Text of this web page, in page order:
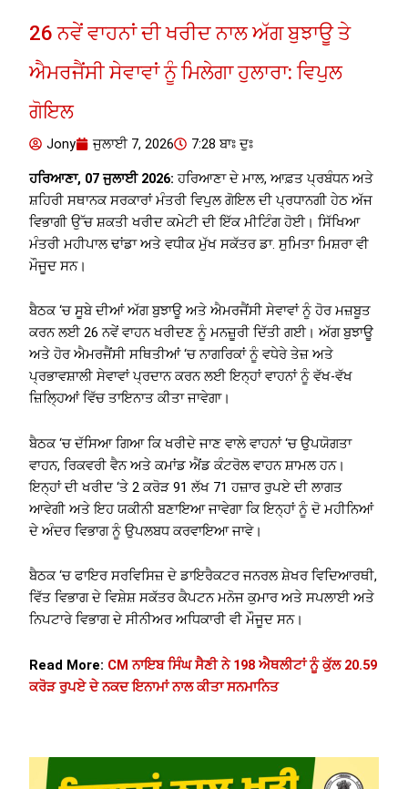
26 ਨਵੇਂ ਵਾਹਨਾਂ ਦੀ ਖਰੀਦ ਨਾਲ ਅੱਗ ਬੁਝਾਊ ਤੇ
ਐਮਰਜੈਂਸੀ ਸੇਵਾਵਾਂ ਨੂੰ ਮਿਲੇਗਾ ਹੁਲਾਰਾ: ਵਿਪੁਲ
ਗੋਇਲ
Jony ਜੁਲਾਈ 7, 2026 7:28 ਬਾਃ ਦੁਃ
ਹਰਿਆਣਾ, 07 ਜੁਲਾਈ 2026: ਹਰਿਆਣਾ ਦੇ ਮਾਲ, ਆਫ਼ਤ ਪ੍ਰਬੰਧਨ ਅਤੇ
ਸ਼ਹਿਰੀ ਸਥਾਨਕ ਸਰਕਾਰਾਂ ਮੰਤਰੀ ਵਿਪੁਲ ਗੋਇਲ ਦੀ ਪ੍ਰਧਾਨਗੀ ਹੇਠ ਅੱਜ
ਵਿਭਾਗੀ ਉੱਚ ਸ਼ਕਤੀ ਖਰੀਦ ਕਮੇਟੀ ਦੀ ਇੱਕ ਮੀਟਿੰਗ ਹੋਈ। ਸਿੱਖਿਆ
ਮੰਤਰੀ ਮਹੀਪਾਲ ਢਾਂਡਾ ਅਤੇ ਵਧੀਕ ਮੁੱਖ ਸਕੱਤਰ ਡਾ. ਸੁਮਿਤਾ ਮਿਸ਼ਰਾ ਵੀ
ਮੌਜੂਦ ਸਨ।
ਬੈਠਕ ‘ਚ ਸੂਬੇ ਦੀਆਂ ਅੱਗ ਬੁਝਾਊ ਅਤੇ ਐਮਰਜੈਂਸੀ ਸੇਵਾਵਾਂ ਨੂੰ ਹੋਰ ਮਜ਼ਬੂਤ ​​
ਕਰਨ ਲਈ 26 ਨਵੇਂ ਵਾਹਨ ਖਰੀਦਣ ਨੂੰ ਮਨਜ਼ੂਰੀ ਦਿੱਤੀ ਗਈ। ਅੱਗ ਬੁਝਾਊ
ਅਤੇ ਹੋਰ ਐਮਰਜੈਂਸੀ ਸਥਿਤੀਆਂ ‘ਚ ਨਾਗਰਿਕਾਂ ਨੂੰ ਵਧੇਰੇ ਤੇਜ਼ ਅਤੇ
ਪ੍ਰਭਾਵਸ਼ਾਲੀ ਸੇਵਾਵਾਂ ਪ੍ਰਦਾਨ ਕਰਨ ਲਈ ਇਨ੍ਹਾਂ ਵਾਹਨਾਂ ਨੂੰ ਵੱਖ-ਵੱਖ
ਜ਼ਿਲ੍ਹਿਆਂ ਵਿੱਚ ਤਾਇਨਾਤ ਕੀਤਾ ਜਾਵੇਗਾ।
ਬੈਠਕ ‘ਚ ਦੱਸਿਆ ਗਿਆ ਕਿ ਖਰੀਦੇ ਜਾਣ ਵਾਲੇ ਵਾਹਨਾਂ ‘ਚ ਉਪਯੋਗਤਾ
ਵਾਹਨ, ਰਿਕਵਰੀ ਵੈਨ ਅਤੇ ਕਮਾਂਡ ਐਂਡ ਕੰਟਰੋਲ ਵਾਹਨ ਸ਼ਾਮਲ ਹਨ।
ਇਨ੍ਹਾਂ ਦੀ ਖਰੀਦ ‘ਤੇ 2 ਕਰੋੜ 91 ਲੱਖ 71 ਹਜ਼ਾਰ ਰੁਪਏ ਦੀ ਲਾਗਤ
ਆਵੇਗੀ ਅਤੇ ਇਹ ਯਕੀਨੀ ਬਣਾਇਆ ਜਾਵੇਗਾ ਕਿ ਇਨ੍ਹਾਂ ਨੂੰ ਦੋ ਮਹੀਨਿਆਂ
ਦੇ ਅੰਦਰ ਵਿਭਾਗ ਨੂੰ ਉਪਲਬਧ ਕਰਵਾਇਆ ਜਾਵੇ।
ਬੈਠਕ ‘ਚ ਫਾਇਰ ਸਰਵਿਸਿਜ਼ ਦੇ ਡਾਇਰੈਕਟਰ ਜਨਰਲ ਸ਼ੇਖਰ ਵਿਦਿਆਰਥੀ,
ਵਿੱਤ ਵਿਭਾਗ ਦੇ ਵਿਸ਼ੇਸ਼ ਸਕੱਤਰ ਕੈਪਟਨ ਮਨੋਜ ਕੁਮਾਰ ਅਤੇ ਸਪਲਾਈ ਅਤੇ
ਨਿਪਟਾਰੇ ਵਿਭਾਗ ਦੇ ਸੀਨੀਅਰ ਅਧਿਕਾਰੀ ਵੀ ਮੌਜੂਦ ਸਨ।
Read More: CM ਨਾਇਬ ਸਿੰਘ ਸੈਣੀ ਨੇ 198 ਐਥਲੀਟਾਂ ਨੂੰ ਕੁੱਲ 20.59
ਕਰੋੜ ਰੁਪਏ ਦੇ ਨਕਦ ਇਨਾਮਾਂ ਨਾਲ ਕੀਤਾ ਸਨਮਾਨਿਤ